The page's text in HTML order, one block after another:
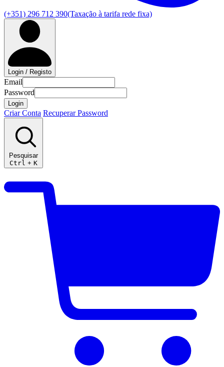
(+351) 296 712 390(Taxação à tarifa rede fixa)
Login / Registo
Email
Password
Login
Criar Conta Recuperar Password
Pesquisar
Ctrl + K